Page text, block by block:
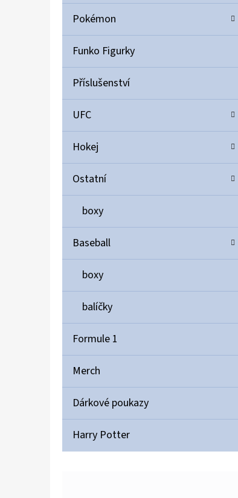
Pokémon
Funko Figurky
Příslušenství
UFC
Hokej
Ostatní
boxy
Baseball
boxy
balíčky
Formule 1
Merch
Dárkové poukazy
Harry Potter